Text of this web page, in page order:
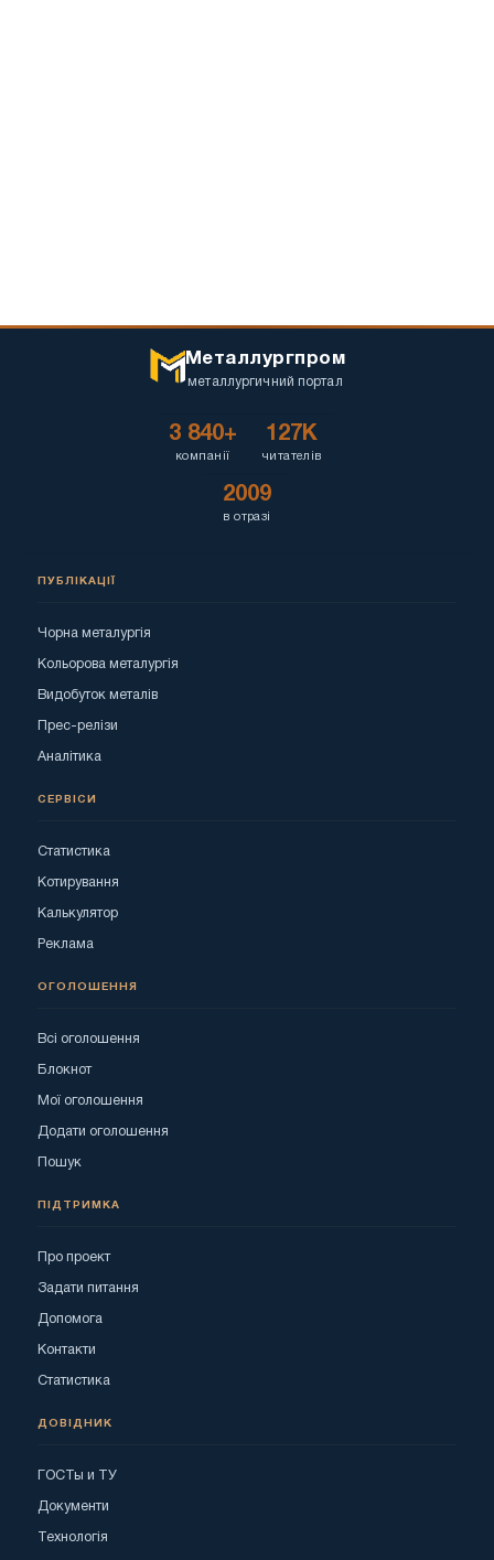
Металлургпром
металлургичний портал
3 840+
компанії
127K
читателів
2009
в отразі
ПУБЛІКАЦІЇ
Чорна металургія
Кольорова металургія
Видобуток металів
Прес-релізи
Аналітика
СЕРВІСИ
Статистика
Котирування
Калькулятор
Реклама
ОГОЛОШЕННЯ
Всі оголошення
Блокнот
Мої оголошення
Додати оголошення
Пошук
ПІДТРИМКА
Про проект
Задати питання
Допомога
Контакти
Статистика
ДОВІДНИК
ГОСТы и ТУ
Документи
Технологія